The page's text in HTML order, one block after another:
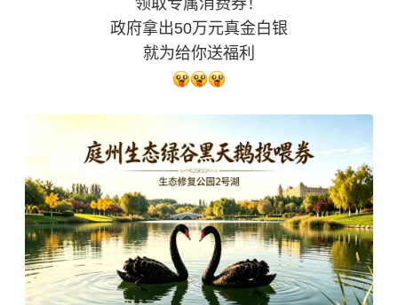
政府拿出50万元真金白银
就为给你送福利